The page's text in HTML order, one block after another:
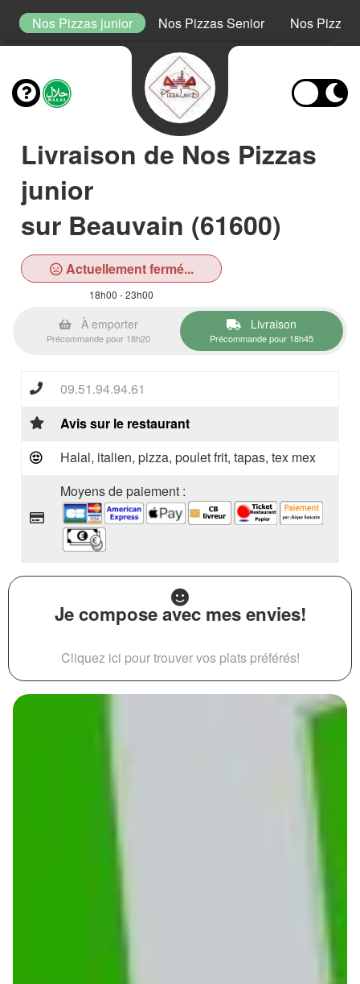
Nos Pizzas junior Nos Pizzas Senior Nos Pizzas
Livraison de Nos Pizzas
junior
sur Beauvain (61600)
Actuellement fermé...
18h00 - 23h00
À emporter
Précommande pour 18h20
Livraison
Précommande pour 18h45
09.51.94.94.61
Avis sur le restaurant
Halal, italien, pizza, poulet frit, tapas, tex mex
Moyens de paiement :
Je compose avec mes envies!
Cliquez ici pour trouver vos plats préférés!